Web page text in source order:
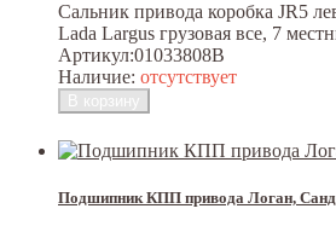
Сальник привода коробка JR5
Lada Largus грузовая все, 7
Артикул:01033808B
Наличие: отсутствует
Подшипник КПП привода Логан,